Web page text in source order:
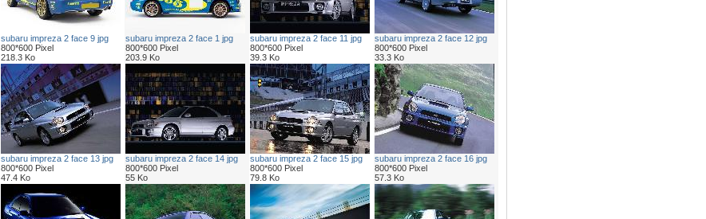
subaru impreza 2 face 9 jpg
800*600 Pixel
218.3 Ko
subaru impreza 2 face 1 jpg
800*600 Pixel
203.9 Ko
subaru impreza 2 face 11 jpg
800*600 Pixel
39.3 Ko
subaru impreza 2 face 12 jpg
800*600 Pixel
33.3 Ko
subaru impreza 2 face 13 jpg
800*600 Pixel
47.4 Ko
subaru impreza 2 face 14 jpg
800*600 Pixel
55 Ko
subaru impreza 2 face 15 jpg
800*600 Pixel
79.8 Ko
subaru impreza 2 face 16 jpg
800*600 Pixel
57.3 Ko